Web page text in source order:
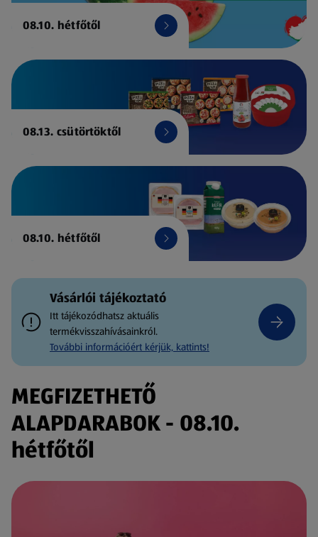
08.10. hétfőtől
08.13. csütörtöktől
08.10. hétfőtől
Vásárlói tájékoztató
Itt tájékozódhatsz aktuális
termékvisszahívásainkról.
További információért kérjük, kattints!
MEGFIZETHETŐ
ALAPDARABOK - 08.10.
hétfőtől